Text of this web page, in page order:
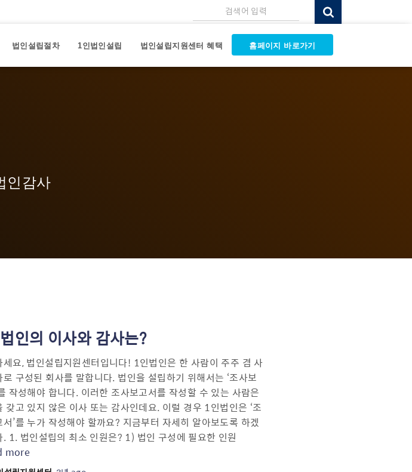
검색어 입력
법인설립절차 1인법인설립 법인설립지원센터 혜택 홈페이지 바로가기
인감사
인의 이사와 감사는?
세요, 법인설립지원센터입니다! 1인법인은 한 사람이 주주 겸 사
로 구성된 회사를 말합니다. 법인을 설립하기 위해서는 ‘조사보
작성해야 합니다. 이러한 조사보고서를 작성할 수 있는 사람은
갖고 있지 않은 이사 또는 감사인데요. 이럴 경우 1인법인은 ‘조
서’를 누가 작성해야 할까요? 지금부터 자세히 알아보도록 하겠
. 1. 법인설립의 최소 인원은? 1) 법인 구성에 필요한 인원
more